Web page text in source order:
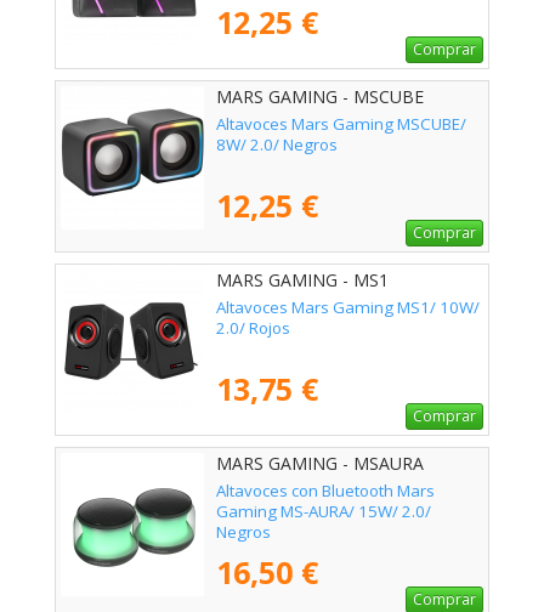
12,25 €
Comprar
MARS GAMING - MSCUBE
Altavoces Mars Gaming MSCUBE/
8W/ 2.0/ Negros
12,25 €
Comprar
MARS GAMING - MS1
Altavoces Mars Gaming MS1/ 10W/
2.0/ Rojos
13,75 €
Comprar
MARS GAMING - MSAURA
Altavoces con Bluetooth Mars
Gaming MS-AURA/ 15W/ 2.0/
Negros
16,50 €
Comprar